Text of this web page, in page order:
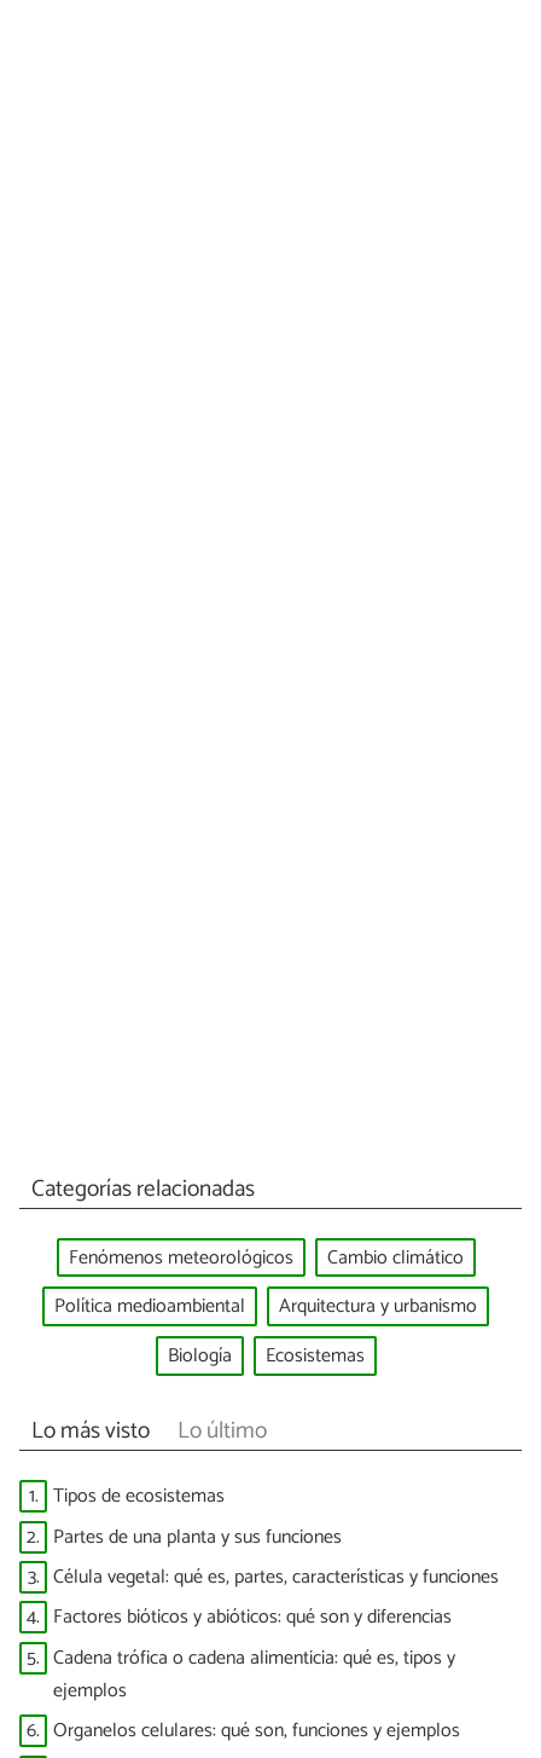
Categorías relacionadas
Fenómenos meteorológicos
Cambio climático
Política medioambiental
Arquitectura y urbanismo
Biología
Ecosistemas
Lo más visto Lo último
1. Tipos de ecosistemas
2. Partes de una planta y sus funciones
3. Célula vegetal: qué es, partes, características y funciones
4. Factores bióticos y abióticos: qué son y diferencias
5. Cadena trófica o cadena alimenticia: qué es, tipos y
ejemplos
6. Organelos celulares: qué son, funciones y ejemplos